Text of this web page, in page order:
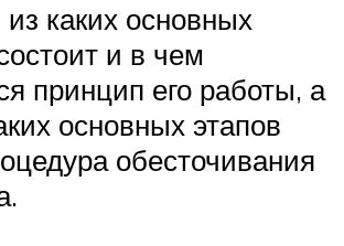
из каких основных
и в чем
принцип его работы, а
основных этапов
обесточивания